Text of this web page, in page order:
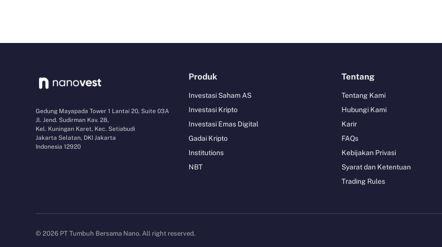
Gedung Mayapada Tower 1 Lantai 20, Suite 03A
Jl. Jend. Sudirman Kav. 28,
Kel. Kuningan Karet, Kec. Setiabudi
Jakarta Selatan, DKI Jakarta
Indonesia 12920
Produk
Investasi Saham AS
Investasi Kripto
Investasi Emas Digital
Gadai Kripto
Institutions
NBT
Tentang
Tentang Kami
Hubungi Kami
Karir
FAQs
Kebijakan Privasi
Syarat dan Ketentuan
Trading Rules
© 2026 PT Tumbuh Bersama Nano. All right reserved.